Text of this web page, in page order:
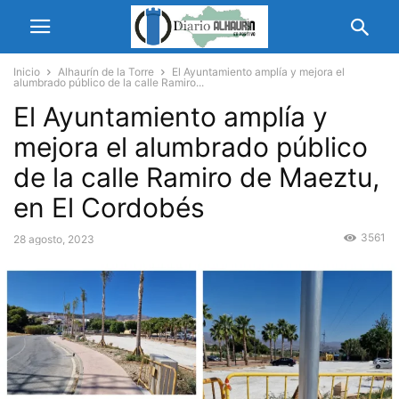
Inicio Alhaurín de la Torre
El Ayuntamiento amplía y mejora el
alumbrado público de la calle Ramiro...
El Ayuntamiento amplía y
mejora el alumbrado público
de la calle Ramiro de Maeztu,
en El Cordobés
28 agosto, 2023 3561